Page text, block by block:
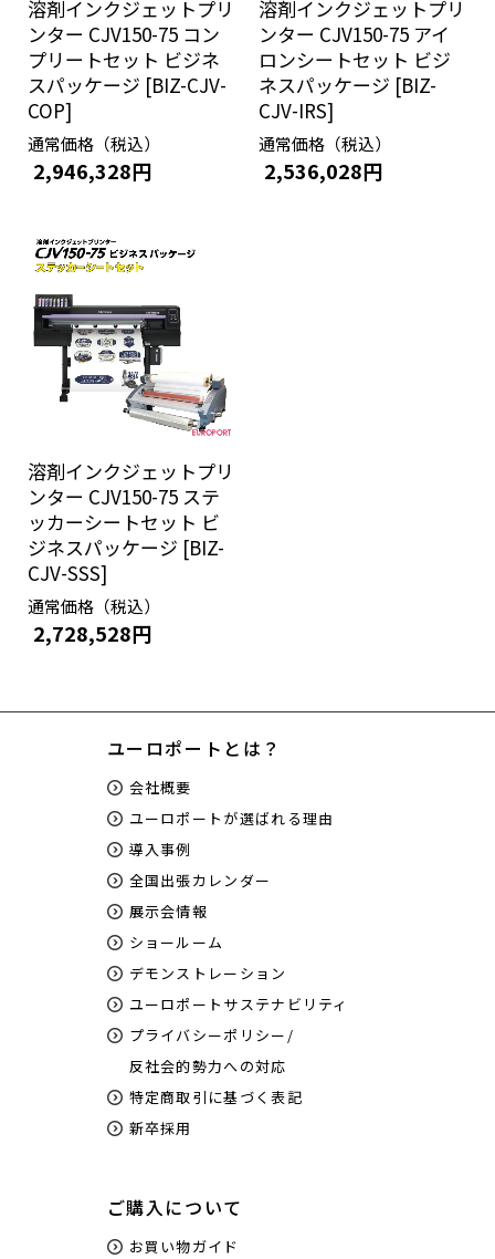
溶剤インクジェットプリ
ンター CJV150-75 コン
プリートセット ビジネ
スパッケージ [BIZ-CJV-
COP]
通常価格（税込）
2,946,328円
溶剤インクジェットプリ
ンター CJV150-75 アイ
ロンシートセット ビジ
ネスパッケージ [BIZ-
CJV-IRS]
通常価格（税込）
2,536,028円
溶剤インクジェットプリ
ンター CJV150-75 ステ
ッカーシートセット ビ
ジネスパッケージ [BIZ-
CJV-SSS]
通常価格（税込）
2,728,528円
ユーロポートとは？
会社概要
ユーロポートが選ばれる理由
導入事例
全国出張カレンダー
展示会情報
ショールーム
デモンストレーション
ユーロポートサステナビリティ
プライバシーポリシー/
反社会的勢力への対応
特定商取引に基づく表記
新卒採用
ご購入について
お買い物ガイド